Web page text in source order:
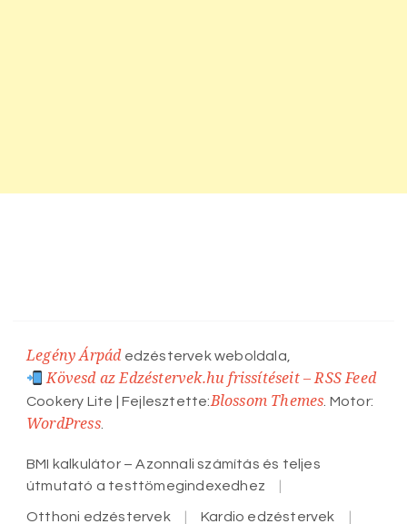
Legény Árpád edzéstervek weboldala,
Kövesd az Edzéstervek.hu frissítéseit – RSS Feed
Cookery Lite | Fejlesztette:Blossom Themes . Motor:
WordPress.
BMI kalkulátor – Azonnali számítás és teljes
útmutató a testtömegindexedhez
Otthoni edzéstervek Kardio edzéstervek